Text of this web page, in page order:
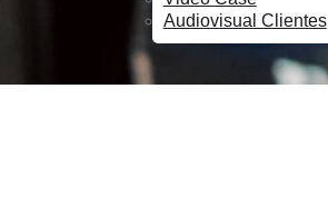
Audiovisual Clientes